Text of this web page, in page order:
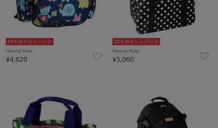
10％ポイントバック
Hanna Hula
¥4,620
10％ポイントバック
Hanna Hula
¥5,060